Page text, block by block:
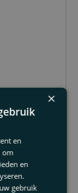
×
en
om
en
gebruik